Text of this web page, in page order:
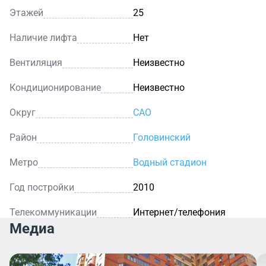
Этажей 25
Наличие лифта Нет
Вентиляция Неизвестно
Кондиционирование Неизвестно
Округ САО
Район Головинский
Метро Водный стадион
Год постройки 2010
Телекоммуникации Интернет/телефония
Медиа